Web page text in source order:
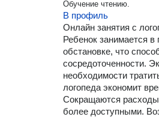
Обучение чтению.
В профиль
Онлайн занятия с
Ребенок занимается
обстановке, что
сосредоточенности.
необходимости
логопеда экономит
Сокращаются расходы
более доступными.